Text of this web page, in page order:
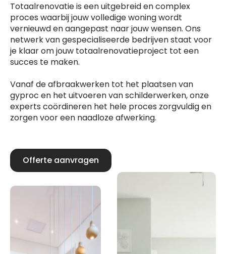
Totaalrenovatie is een uitgebreid en complex
proces waarbij jouw volledige woning wordt
vernieuwd en aangepast naar jouw wensen. Ons
netwerk van gespecialiseerde bedrijven staat voor
je klaar om jouw totaalrenovatieproject tot een
succes te maken.
Vanaf de afbraakwerken tot het plaatsen van
gyproc en het uitvoeren van schilderwerken, onze
experts coördineren het hele proces zorgvuldig en
zorgen voor een naadloze afwerking.
Offerte aanvragen